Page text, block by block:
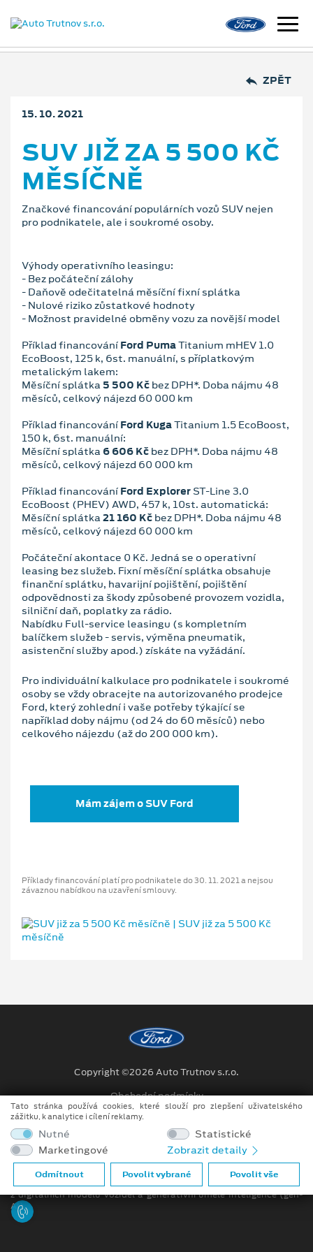
ZPĚT
15. 10. 2021
SUV JIŽ ZA 5 500 KČ
MĚSÍČNĚ
Značkové financování populárních vozů SUV nejen
pro podnikatele, ale i soukromé osoby.
Výhody operativního leasingu:
- Bez počáteční zálohy
- Daňově odečitatelná měsíční fixní splátka
- Nulové riziko zůstatkové hodnoty
- Možnost pravidelné obměny vozu za novější model
Příklad financování Ford PumaTitanium mHEV 1.0
EcoBoost, 125 k, 6st. manuální, s příplatkovým
metalickým lakem:
Měsíční splátka 5 500 Kč bez DPH*. Doba nájmu 48
měsíců, celkový nájezd 60 000 km
Příklad financování Ford KugaTitanium 1.5 EcoBoost,
150 k, 6st. manuální:
Měsíční splátka 6 606 Kč bez DPH*. Doba nájmu 48
měsíců, celkový nájezd 60 000 km
Příklad financování Ford Explorer ST-Line 3.0
EcoBoost (PHEV) AWD, 457 k, 10st. automatická:
Měsíční splátka 21 160 Kč bez DPH*. Doba nájmu 48
měsíců, celkový nájezd 60 000 km
Počáteční akontace 0 Kč. Jedná se o operativní
leasing bez služeb. Fixní měsíční splátka obsahuje
finanční splátku, havarijní pojištění, pojištění
odpovědnosti za škody způsobené provozem vozidla,
silniční daň, poplatky za rádio.
Nabídku Full-service leasingu (s kompletním
balíčkem služeb - servis, výměna pneumatik,
asistenční služby apod.) získáte na vyžádání.
Pro individuální kalkulace pro podnikatele i soukromé
osoby se vždy obracejte na autorizovaného prodejce
Ford, který zohlední i vaše potřeby týkající se
například doby nájmu (od 24 do 60 měsíců) nebo
celkového nájezdu (až do 200 000 km).
Mám zájem o SUV Ford
Příklady financování platí pro podnikatele do 30. 11. 2021 a nejsou
závaznou nabídkou na uzavření smlouvy.
Copyright ©2026 Auto Trutnov s.r.o.
Obchodní podmínky
Ochrana osobních údajů
Prohlášení o zpracování údajů konečných zákazníků
Při tvorbě videí a obrázků na tomto webu je využíváno kombinace
tradičních fotografií či videí, počítačem generovaných snímků (CGI)
z digitálních modelů vozidel a generativní umělé inteligence (gen-
AI).
Tato stránka používá cookies, které slouží pro zlepšení uživatelského
zážitku, k analytice i cílení reklamy.
Nutné
Statistické
Marketingové
Zobrazit detaily
Odmítnout Povolit vybrané Povolit vše